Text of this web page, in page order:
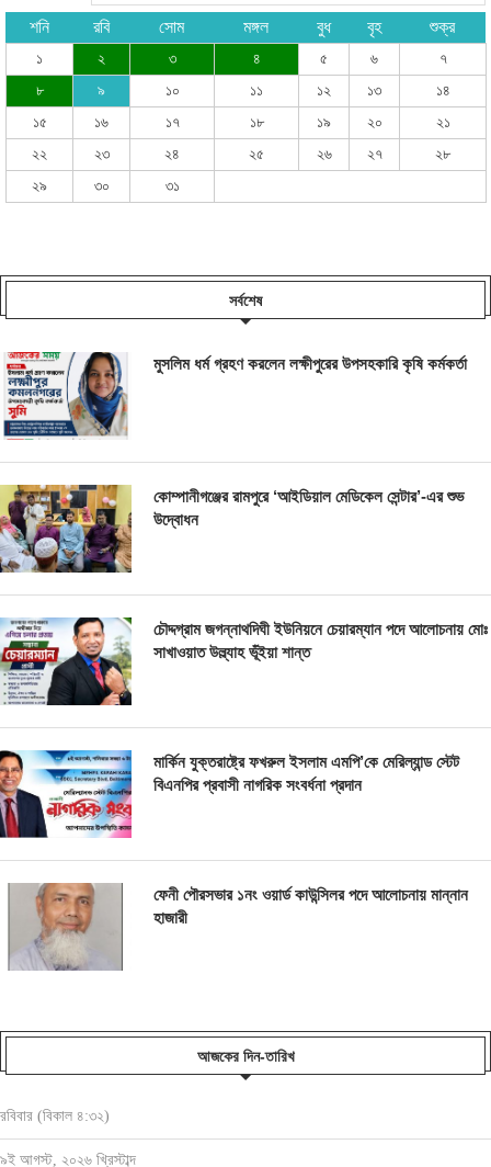
শনি রবি সোম মঙ্গল বুধ বৃহ শুক্র
১ ২ ৩ ৪ ৫ ৬
৭
৮
৯ ১০ ১১ ১২ ১৩
১৪
১৫
১৬ ১৭ ১৮ ১৯ ২০
২১
২২
২৩ ২৪ ২৫ ২৬ ২৭
২৮
২৯
৩০ ৩১
সর্বশেষ
মুসলিম ধর্ম গ্রহণ করলেন লক্ষীপুরের উপসহকারি কৃষি কর্মকর্তা
কোম্পানীগঞ্জের রামপুরে ‘আইডিয়াল মেডিকেল সেন্টার’-এর শুভ
উদ্বোধন
চৌদ্দগ্রাম জগন্নাথদিঘী ইউনিয়নে চেয়ারম্যান পদে আলোচনায় মোঃ
সাখাওয়াত উল্ল্যাহ ভূঁইয়া শান্ত
মার্কিন যুক্তরাষ্ট্রে ফখরুল ইসলাম এমপি’কে মেরিল্যান্ড স্টেট
বিএনপির প্রবাসী নাগরিক সংবর্ধনা প্রদান
ফেনী পৌরসভার ১নং ওয়ার্ড কাউন্সিলর পদে আলোচনায় মান্নান
হাজারী
আজকের দিন-তারিখ
রবিবার (বিকাল ৪:৩২)
৯ই আগস্ট, ২০২৬ খ্রিস্টাব্দ